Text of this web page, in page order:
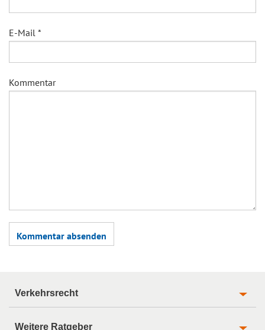
E-Mail *
Kommentar
Verkehrsrecht
Weitere Ratgeber